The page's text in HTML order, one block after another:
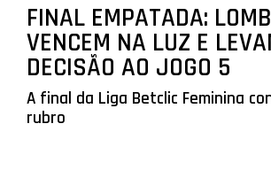
FINAL EMPATADA:
VENCEM NA LUZ E
DECISÃO AO JOGO 5
A final da Liga Betclic Feminina
rubro